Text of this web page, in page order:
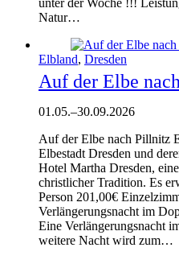
unter der Woche !!!
Natur…
Elbland, Dresden
Auf der Elbe
01.05.–30.09.2026
Auf der Elbe nach Pillnitz
Elbestadt Dresden und
Hotel Martha Dresden,
christlicher Tradition. Es
Person 201,00€
Verlängerungsnacht im
Eine Verlängerungsnacht
weitere Nacht wird zum…